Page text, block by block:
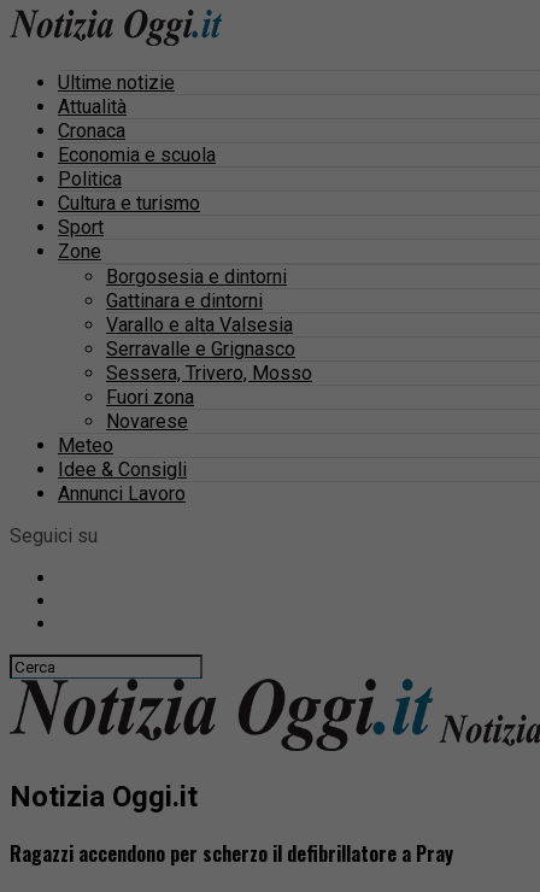
Ultime notizie
Attualità
Cronaca
Economia e scuola
Politica
Cultura e turismo
Sport
Zone
Borgosesia e dintorni
Gattinara e dintorni
Varallo e alta Valsesia
Serravalle e Grignasco
Sessera, Trivero, Mosso
Fuori zona
Novarese
Meteo
Idee & Consigli
Annunci Lavoro
Seguici su
Notizia Oggi.it
Ragazzi accendono per scherzo il defibrillatore a Pray